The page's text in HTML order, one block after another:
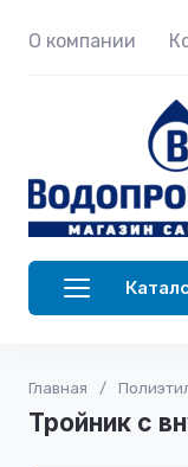
О компании
Главная /
Тройник с